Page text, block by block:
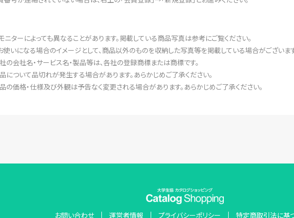
ターによっても異なることがあります。掲載している商品写真は参考にご覧ください。
いになる場合のイメージとして、商品以外のものを収納した写真等を掲載している場合がございます
の会社名・サービス名・製品等は、各社の登録商標または商標です。
について品切れが発生する場合があります。あらかじめご了承ください。
の価格・仕様及び外観は予告なく変更される場合があります。あらかじめご了承ください。
お問い合わせ 運営者情報 プライバシーポリシー 特定商取引法に基